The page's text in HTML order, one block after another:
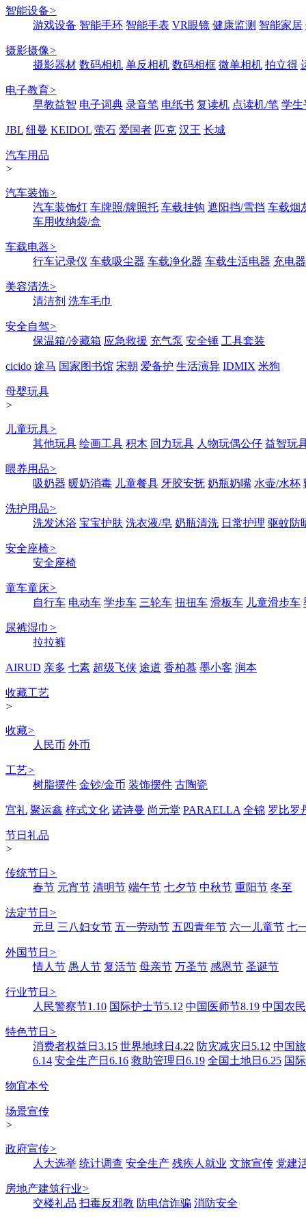
智能设备>
游戏设备 智能手环 智能手表 VR眼镜 健康监测 智能家居
摄影摄像>
摄影器材 数码相机 单反相机 数码相框 微单相机 拍立得
电子教育>
早教益智 电子词典 录音笔 电纸书 复读机 点读机/笔 学生
JBL 纽曼 KEIDOL 萤石 爱国者 匹克 汉王 长城
汽车用品
>
汽车装饰>
汽车装饰灯 车牌照/牌照托 车载挂钩 遮阳挡/雪挡 车载烟
车用收纳袋/盒
车载电器>
行车记录仪 车载吸尘器 车载净化器 车载生活电器 充电
美容清洗>
清洁剂 洗车毛巾
安全自驾>
保温箱/冷藏箱 应急救援 充气泵 安全锤 工具套装
cicido 途马 国家图书馆 宋朝 爱备护 生活演异 IDMIX 米狗
母婴玩具
>
儿童玩具>
其他玩具 绘画工具 积木 回力玩具 人物玩偶公仔 益智玩
喂养用品>
吸奶器 暖奶消毒 儿童餐具 牙胶安抚 奶瓶奶嘴 水壶/水杯
洗护用品>
洗发沐浴 宝宝护肤 洗衣液/皂 奶瓶清洗 日常护理 驱蚊防
安全座椅>
安全座椅
童车童床>
自行车 电动车 学步车 三轮车 扭扭车 滑板车 儿童滑步车
尿裤湿巾 >
拉拉裤
AIRUD 亲多 七素 超级飞侠 途道 香柏慕 墨小客 润本
收藏工艺
>
收藏>
人民币 外币
工艺>
树脂摆件 金钞/金币 装饰摆件 古陶瓷
宫礼 聚运鑫 梓式文化 诺诗曼 尚元堂 PARAELLA 全锦 罗比罗
节日礼品
>
传统节日 >
春节 元宵节 清明节 端午节 七夕节 中秋节 重阳节 冬至
法定节日 >
元旦 三八妇女节 五一劳动节 五四青年节 六一儿童节 七
外国节日 >
情人节 愚人节 复活节 母亲节 万圣节 感恩节 圣诞节
行业节日 >
人民警察节1.10 国际护士节5.12 中国医师节8.19 中国农
特色节日 >
消费者权益日3.15 世界地球日4.22 防灾减灾日5.12 中国
6.14 安全生产日6.16 救助管理日6.19 全国土地日6.25 国
物宜本兮
场景宣传
>
政府宣传>
人大选举 统计调查 安全生产 残疾人就业 文旅宣传 党建
房地产建筑行业>
交楼礼品 扫毒反邪教 防电信诈骗 消防安全